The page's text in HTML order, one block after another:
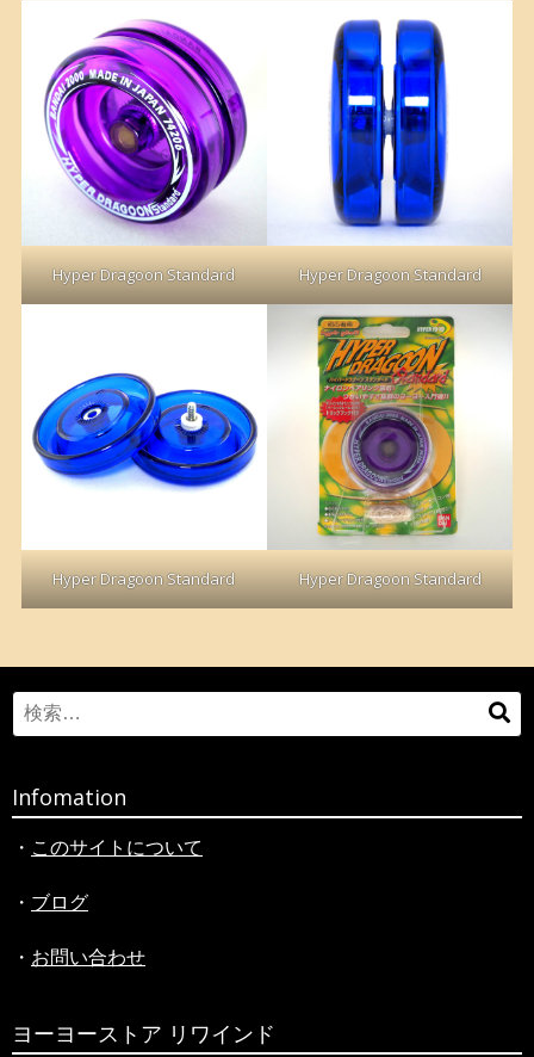
Hyper Dragoon Standard Hyper Dragoon Standard
Hyper Dragoon Standard Hyper Dragoon Standard
Search
for:
検
Infomation
・ このサイトについて
・ ブログ
・ お問い合わせ
ヨーヨーストア リワインド